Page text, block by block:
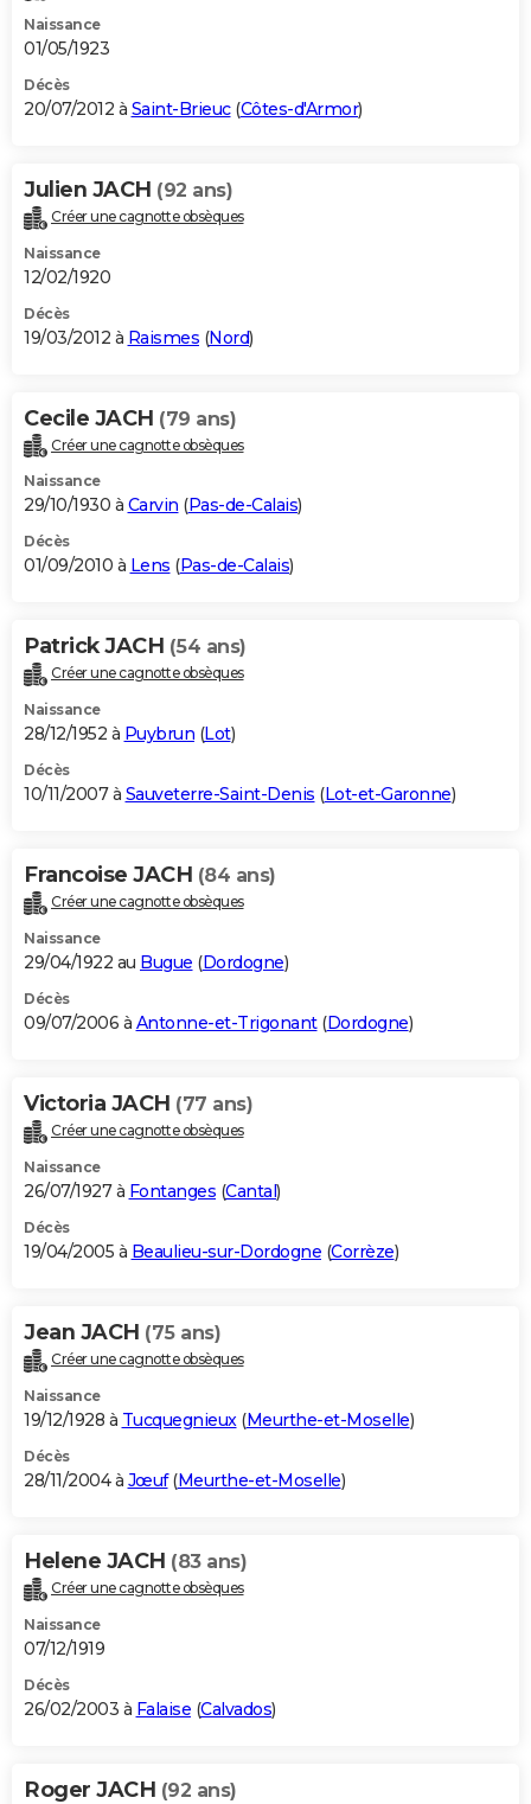
Naissance
01/05/1923
Décès
20/07/2012 à Saint-Brieuc(Côtes-d'Armor)
Julien JACH (92 ans)
Créer une cagnotte obsèques
Naissance
12/02/1920
Décès
19/03/2012 à Raismes (Nord)
Cecile JACH (79 ans)
Créer une cagnotte obsèques
Naissance
29/10/1930 à Carvin (Pas-de-Calais)
Décès
01/09/2010 à Lens (Pas-de-Calais)
Patrick JACH (54 ans)
Créer une cagnotte obsèques
Naissance
28/12/1952 à Puybrun (Lot)
Décès
10/11/2007 à Sauveterre-Saint-Denis (Lot-et-Garonne)
Francoise JACH (84 ans)
Créer une cagnotte obsèques
Naissance
29/04/1922 au Bugue (Dordogne)
Décès
09/07/2006 à Antonne-et-Trigonant(Dordogne)
Victoria JACH (77 ans)
Créer une cagnotte obsèques
Naissance
26/07/1927 à Fontanges (Cantal)
Décès
19/04/2005 à Beaulieu-sur-Dordogne (Corrèze)
Jean JACH (75 ans)
Créer une cagnotte obsèques
Naissance
19/12/1928 à Tucquegnieux(Meurthe-et-Moselle)
Décès
28/11/2004 à Jœuf(Meurthe-et-Moselle)
Helene JACH (83 ans)
Créer une cagnotte obsèques
Naissance
07/12/1919
Décès
26/02/2003 à Falaise (Calvados)
Roger JACH (92 ans)